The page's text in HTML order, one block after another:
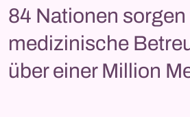
84 Nationen sorgen
medizinische
über einer Million